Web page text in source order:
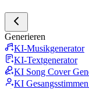
Generieren
KI-Musikgenerator
KI-Textgenerator
KI Song Cover
KI